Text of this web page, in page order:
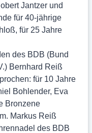
Jantzer und
für 40-jährige
für 25 Jahre
des BDB (Bund
Bernhard Reiß
für 10 Jahre
Bohlender, Eva
Bronzene
Markus Reiß
des BDB